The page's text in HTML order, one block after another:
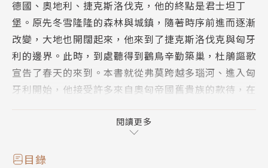
德國、奧地利、捷克斯洛伐克，他的終點是君士坦丁
堡。原先冬雪隆隆的森林與城鎮，隨著時序前進而逐漸
改變，大地也開闊起來，他來到了捷克斯洛伐克與匈牙
利的邊界。此時，到處聽得到鸛鳥辛勤築巢，杜鵑謳歌
宣告了春天的來到。本書就從弗莫跨越多瑙河、進入匈
牙利開始，他接受許多來自奧匈帝國舊貴族的款待，在
對；跨越大平原期間，他也有幸居住在舒適的城堡或莊
園裡，甚至讓人忘了他其實在徒步橫越歐洲的冒險中。
閱讀更多
目錄